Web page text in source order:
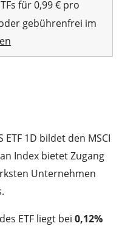
für 0,99 € pro
gebührenfrei im
ETF 1D bildet den MSCI
Index bietet Zugang
Unternehmen
ETF liegt bei 0,12%